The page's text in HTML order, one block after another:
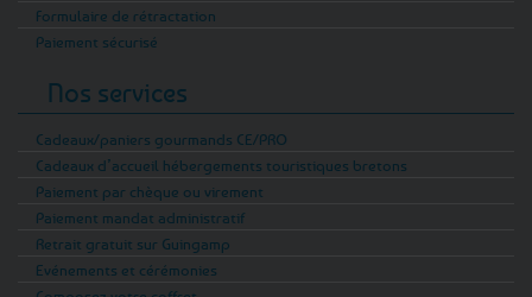
Formulaire de rétractation
Paiement sécurisé
Nos services
Cadeaux/paniers gourmands CE/PRO
Cadeaux d’accueil hébergements touristiques bretons
Paiement par chèque ou virement
Paiement mandat administratif
Retrait gratuit sur Guingamp
Evénements et cérémonies